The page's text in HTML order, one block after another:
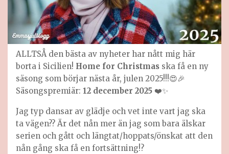
ALLTSÅ den bästa av nyheter har nått mig här
borta i Sicilien! Home for Christmas ska få en ny
säsong som börjar nästa år, julen 2025!!!😍🎉
Säsongspremiär: 12 december 2025 ❤️✨
Jag typ dansar av glädje och vet inte vart jag ska
ta vägen?? Är det nån mer än jag som bara älskar
serien och gått och längtat/hoppats/önskat att den
nån gång ska få en fortsättning!?